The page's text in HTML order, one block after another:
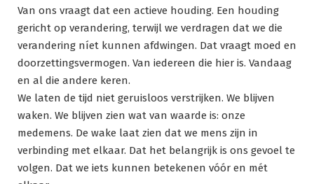
Van ons vraagt dat een actieve houding. Een houding
gericht op verandering, terwijl we verdragen dat we die
verandering níet kunnen afdwingen. Dat vraagt moed en
doorzettingsvermogen. Van iedereen die hier is. Vandaag
en al die andere keren.
We laten de tijd niet geruisloos verstrijken. We blijven
waken. We blijven zien wat van waarde is: onze
medemens. De wake laat zien dat we mens zijn in
verbinding met elkaar. Dat het belangrijk is ons gevoel te
volgen. Dat we iets kunnen betekenen vóór en mét